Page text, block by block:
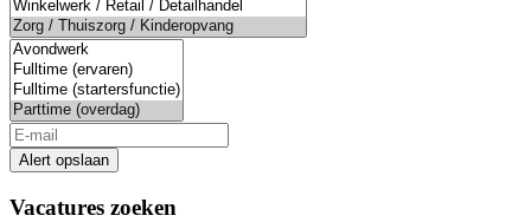
Alert opslaan
Vacatures zoeken